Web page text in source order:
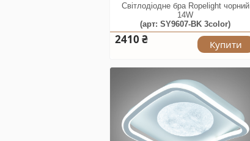
Світлодіодне бра Ropelight чорний
14W
(арт: SY9607-BK 3color)
2410 ₴ Купити